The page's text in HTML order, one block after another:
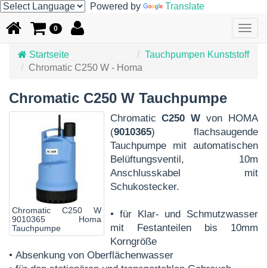
Powered by Translate
0
Startseite
Tauchpumpen Kunststoff
Chromatic C250 W - Homa
Chromatic C250 W Tauchpumpe
Chromatic C250 W
9010365 Homa
Tauchpumpe
Chromatic C250 W von HOMA
(9010365) flachsaugende
Tauchpumpe mit automatischen
Belüftungsventil, 10m
Anschlusskabel mit
Schukostecker.
• für Klar- und Schmutzwasser
mit Festanteilen bis 10mm
Korngröße
• Absenkung von Oberflächenwasser